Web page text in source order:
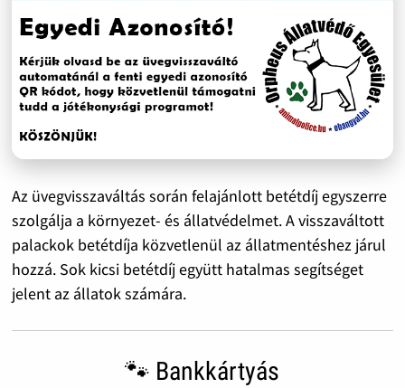
Az üvegvisszaváltás során felajánlott betétdíj egyszerre
szolgálja a környezet- és állatvédelmet. A visszaváltott
palackok betétdíja közvetlenül az állatmentéshez járul
hozzá. Sok kicsi betétdíj együtt hatalmas segítséget
jelent az állatok számára.
🐾 Bankkártyás